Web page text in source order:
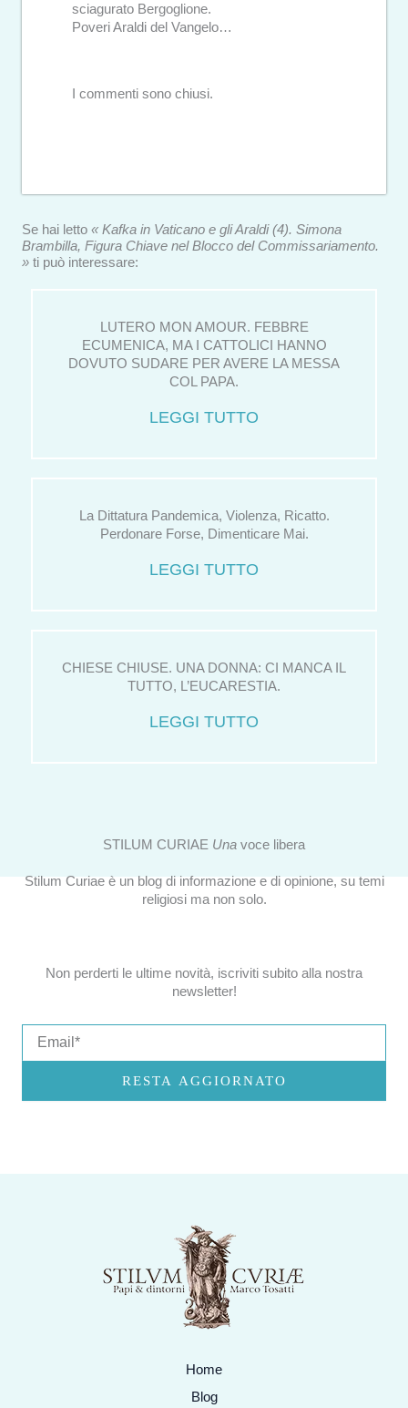
sciagurato Bergoglione.
Poveri Araldi del Vangelo…
I commenti sono chiusi.
Se hai letto « Kafka in Vaticano e gli Araldi (4). Simona
Brambilla, Figura Chiave nel Blocco del Commissariamento.
» ti può interessare:
LUTERO MON AMOUR. FEBBRE
ECUMENICA, MA I CATTOLICI HANNO
DOVUTO SUDARE PER AVERE LA MESSA
COL PAPA.
LEGGI TUTTO
La Dittatura Pandemica, Violenza, Ricatto.
Perdonare Forse, Dimenticare Mai.
LEGGI TUTTO
CHIESE CHIUSE. UNA DONNA: CI MANCA IL
TUTTO, L’EUCARESTIA.
LEGGI TUTTO
STILUM CURIAE Una voce libera
Stilum Curiae è un blog di informazione e di opinione, su temi
religiosi ma non solo.
Non perderti le ultime novità, iscriviti subito alla nostra
newsletter!
RESTA AGGIORNATO
Home
Blog